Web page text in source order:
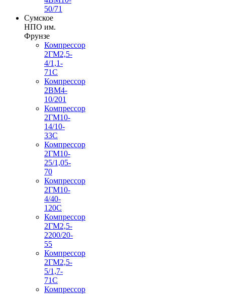
50/71
Сумское
НПО им.
Фрунзе
Компрессор
2ГМ2,5-
4/1,1-
71С
Компрессор
2ВМ4-
10/201
Компрессор
2ГМ10-
14/10-
33С
Компрессор
2ГМ10-
25/1,05-
70
Компрессор
2ГМ10-
4/40-
120С
Компрессор
2ГМ2,5-
2200/20-
55
Компрессор
2ГМ2,5-
5/1,7-
71С
Компрессор